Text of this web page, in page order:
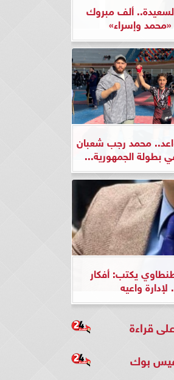
ألف مبروك
وإسراء»
محمد رجب شعبان
بطولة الجمهورية...
يكتب: أفكار
واعيه
قراءة
بوك